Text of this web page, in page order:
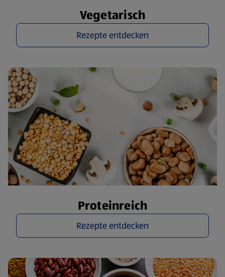
Vegetarisch
Rezepte entdecken
Proteinreich
Rezepte entdecken